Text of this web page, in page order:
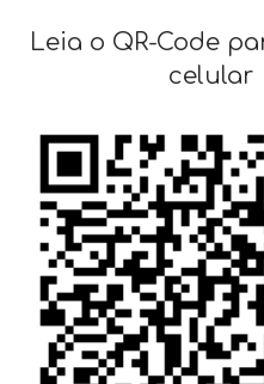
VOLTAR
Leia o QR-Code
celular